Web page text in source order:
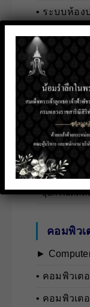
• ระบบห้อง
• ระบบไลฟ์
จอแสด
ดิจิทัล
► Digital
ทั้งหมด)
• จอสัมผัสแล
• จอโฆษณาแ
• อุปกรณ์ติดตั้
คอมพิว
►
• คอมพิวเต
• คอมพิวเต